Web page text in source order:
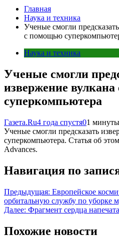
Главная
Наука и техника
Ученые смогли
с помощью
Наука и техника
Ученые смогли
извержение
суперкомпьютера
Газета.Ru4 года спустя01 минуты
Ученые смогли предсказать
суперкомпьютера. Статья об
Advances.
Навигация по
Предыдущая: Европейское
орбитальную службу по уборке
Далее: Фрагмент сердца
Похожие новости